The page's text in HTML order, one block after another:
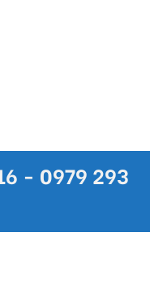
- 0979 293